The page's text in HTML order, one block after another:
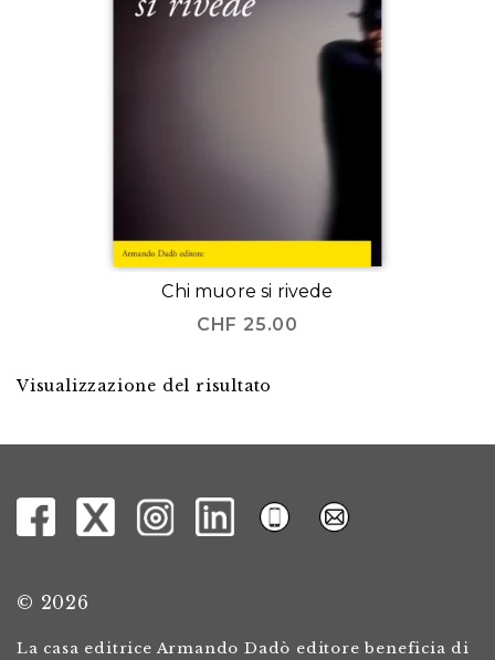
Chi muore si rivede
CHF 25.00
Visualizzazione del risultato
© 2026
La casa editrice Armando Dadò editore beneficia di